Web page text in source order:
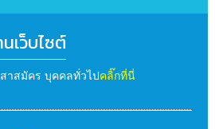
เว็บไซต์
าสมัคร บุคคลทั่วไปคลิ๊กที่นี่